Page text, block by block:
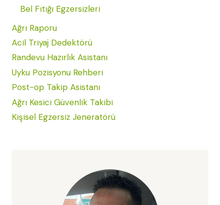
Bel Fıtığı Egzersizleri
Ağrı Raporu
Acil Triyaj Dedektörü
Randevu Hazırlık Asistanı
Uyku Pozisyonu Rehberi
Post-op Takip Asistanı
Ağrı Kesici Güvenlik Takibi
Kişisel Egzersiz Jeneratörü